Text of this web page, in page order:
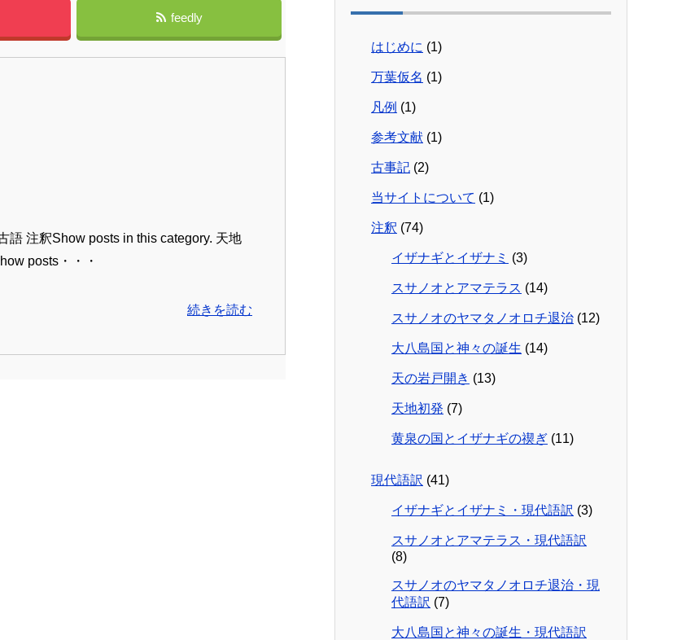
feedly
語 注釈Show posts in this category. 天地
posts・・・
続きを読む
はじめに (1)
万葉仮名 (1)
凡例 (1)
参考文献 (1)
古事記 (2)
当サイトについて (1)
注釈 (74)
イザナギとイザナミ (3)
スサノオとアマテラス (14)
スサノオのヤマタノオロチ退治 (12)
大八島国と神々の誕生 (14)
天の岩戸開き (13)
天地初発 (7)
黄泉の国とイザナギの禊ぎ (11)
現代語訳 (41)
イザナギとイザナミ・現代語訳 (3)
スサノオとアマテラス・現代語訳
(8)
スサノオのヤマタノオロチ退治・現
代語訳 (7)
大八島国と神々の誕生・現代語訳